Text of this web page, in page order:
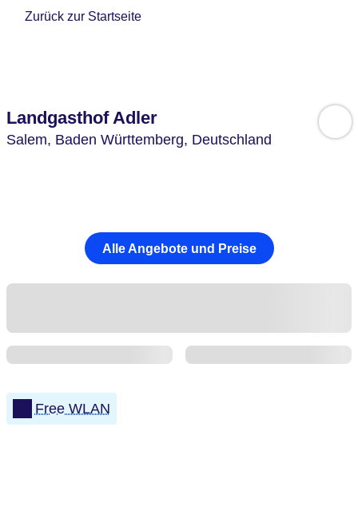
Zurück zur Startseite
Landgasthof Adler
Salem, Baden Württemberg, Deutschland
Alle Angebote und Preise
Free WLAN